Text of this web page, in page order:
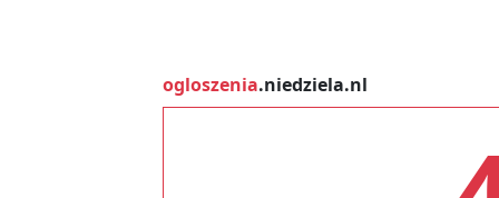
ogloszenia.niedziela.nl